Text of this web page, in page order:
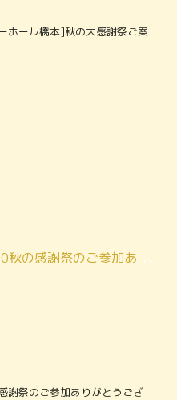
ホール橋本]秋の大感謝祭ご案
【上鶴間】10／19＆10／20秋の感謝祭のご参加ありがとうございます
謝祭のご参加ありがとうござ